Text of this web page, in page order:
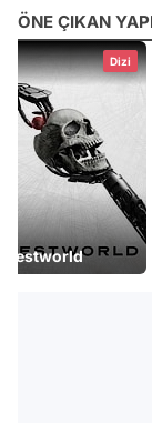
ÖNE ÇIKAN
Dizi
Westworld